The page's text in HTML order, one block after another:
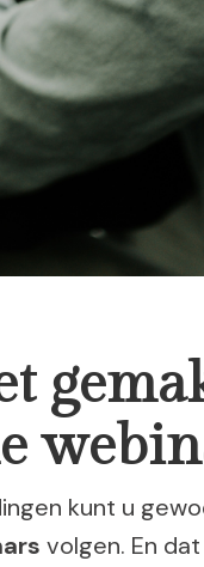
kunt u
volgen. En